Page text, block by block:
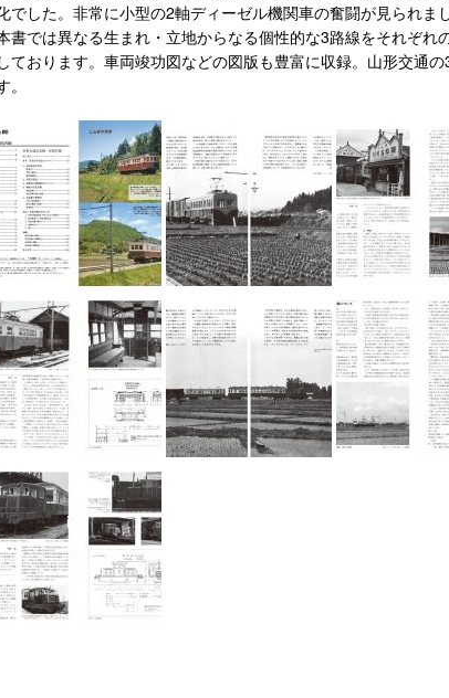
でした。非常に小型の2軸ディーゼル機関車の奮闘が見られま
書では異なる生まれ・立地からなる個性的な3路線をそれぞ
しております。車両竣功図などの図版も豊富に収録。山形交通
。